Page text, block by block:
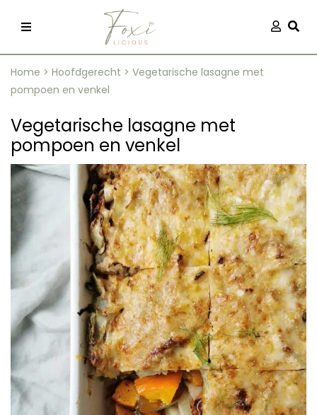
kleding
Home > Hoofdgerecht > Vegetarische lasagne met
pompoen en venkel
Vegetarische lasagne met
pompoen en venkel